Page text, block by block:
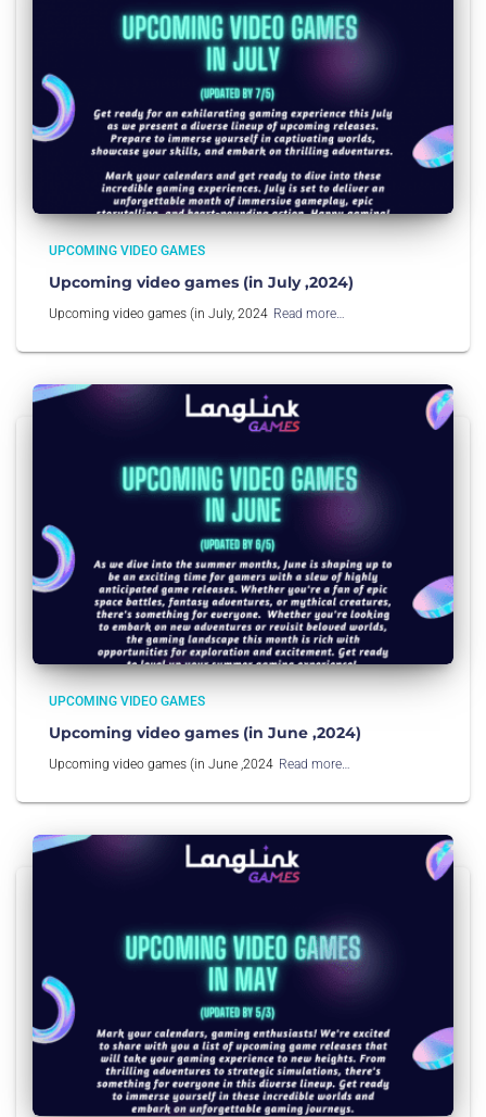
UPCOMING VIDEO GAMES
Upcoming video games (in July ,2024)
Upcoming video games (in July, 2024 Read more…
UPCOMING VIDEO GAMES
Upcoming video games (in June ,2024)
Upcoming video games (in June ,2024 Read more…